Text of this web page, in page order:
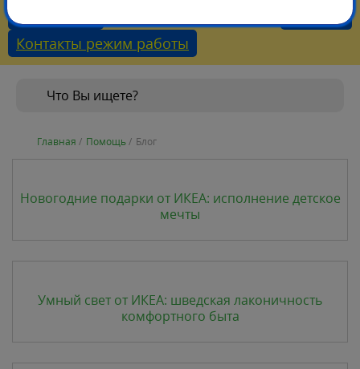
Контакты режим работы
Главная / Помощь/ Блог
Новогодние подарки от ИКЕА: исполнение детское
мечты
Умный свет от ИКЕА: шведская лаконичность
комфортного быта